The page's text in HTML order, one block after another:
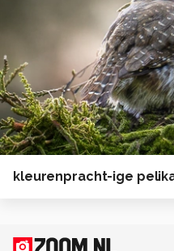
kleurenpracht-ige